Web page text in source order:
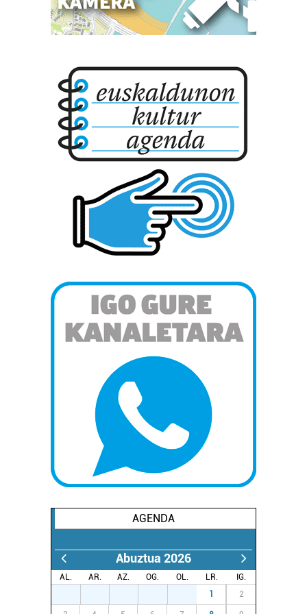
AGENDA
Abuztua 2026
AL. AR. AZ. OG. OL. LR.
IG.
1 2